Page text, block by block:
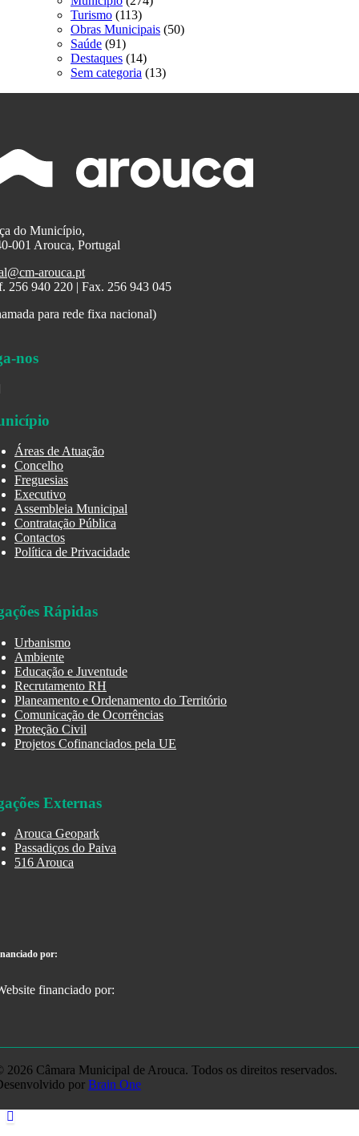
Turismo (113)
Obras Municipais (50)
Saúde (91)
Destaques (14)
Sem categoria (13)
do Município,
001 Arouca, Portugal
arouca.pt
256 940 220 | Fax. 256 943 045
para rede fixa nacional)
nos
Áreas de Atuação
Concelho
Freguesias
Executivo
Assembleia Municipal
Contratação Pública
Contactos
Política de Privacidade
Rápidas
Urbanismo
Ambiente
Educação e Juventude
Recrutamento RH
Planeamento e Ordenamento do Território
Comunicação de Ocorrências
Proteção Civil
Projetos Cofinanciados pela UE
Externas
Arouca Geopark
Passadiços do Paiva
516 Arouca
por:
2026 Câmara Municipal de Arouca. Todos os direitos reservados.
por Brain One